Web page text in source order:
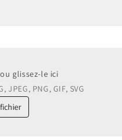
glissez-le ici
PNG, GIF, SVG